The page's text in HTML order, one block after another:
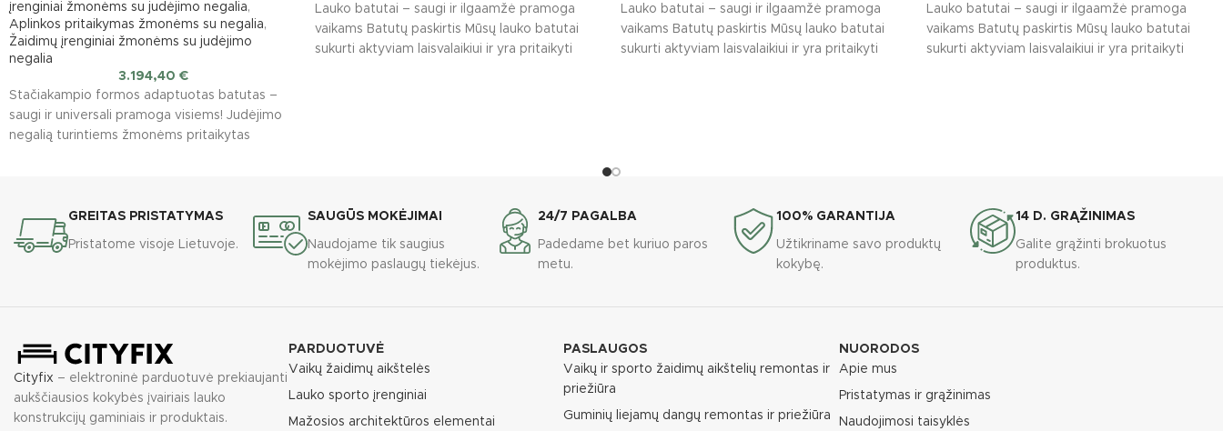
įrenginiai žmonėms su judėjimo negalia,
Aplinkos pritaikymas žmonėms su negalia,
Žaidimų įrenginiai žmonėms su judėjimo
negalia
3.194,40 €
Stačiakampio formos adaptuotas batutas –
saugi ir universali pramoga visiems! Judėjimo
negalią turintiems žmonėms pritaikytas
Lauko batutai – saugi ir ilgaamžė pramoga
vaikams Batutų paskirtis Mūsų lauko batutai
sukurti aktyviam laisvalaikiui ir yra pritaikyti
Lauko batutai – saugi ir ilgaamžė pramoga
vaikams Batutų paskirtis Mūsų lauko batutai
sukurti aktyviam laisvalaikiui ir yra pritaikyti
Lauko batutai – saugi ir ilgaamžė pramoga
vaikams Batutų paskirtis Mūsų lauko batutai
sukurti aktyviam laisvalaikiui ir yra pritaikyti
GREITAS PRISTATYMAS
Pristatome visoje Lietuvoje.
SAUGŪS MOKĖJIMAI
Naudojame tik saugius
mokėjimo paslaugų tiekėjus.
24/7 PAGALBA
Padedame bet kuriuo paros
metu.
100% GARANTIJA
Užtikriname savo produktų
kokybę.
14 D. GRĄŽINIMAS
Galite grąžinti brokuotus
produktus.
Cityfix – elektroninė parduotuvė prekiaujanti
aukščiausios kokybės įvairiais lauko
konstrukcijų gaminiais ir produktais.
PARDUOTUVĖ
Vaikų žaidimų aikštelės
Lauko sporto įrenginiai
Mažosios architektūros elementai
PASLAUGOS
Vaikų ir sporto žaidimų aikštelių remontas ir
priežiūra
Guminių liejamų dangų remontas ir priežiūra
NUORODOS
Apie mus
Pristatymas ir grąžinimas
Naudojimosi taisyklės